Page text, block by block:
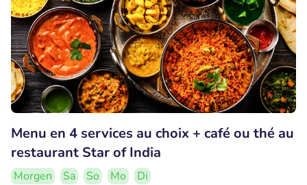
Menu en 4 services au choix + café ou thé au
restaurant Star of India
Morgen Sa So Mo
Di